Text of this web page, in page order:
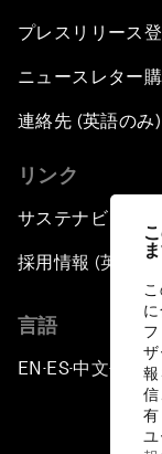
有
プレスリリース
ニュースレター
連絡先 (英語のみ)
リンク
サステナビリティ
採用情報 (英語の
言語
EN ▪ES▪中文▪ 日本